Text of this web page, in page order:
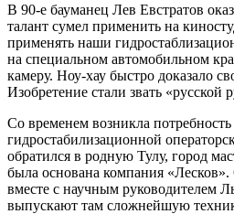
В 90-е бауманец Лев Евстратов
талант сумел применить на
применять наши
на специальном автомобильном
камеру. Ноу-хау быстро доказало
Изобретение стали звать «русской
Со временем возникла
гидростабилизационной
обратился в родную Тулу, город
была основана компания
вместе с научным руководителем
выпускают там сложнейшую